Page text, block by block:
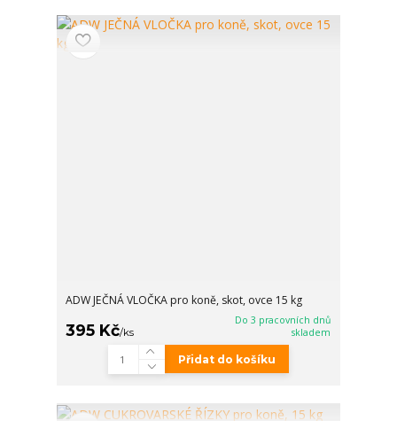
ADW JEČNÁ VLOČKA pro koně, skot, ovce 15 kg
395 Kč/ks
Do 3 pracovních dnů
skladem
Přidat do košíku